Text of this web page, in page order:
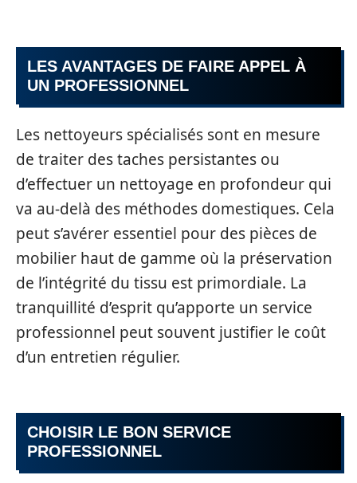
LES AVANTAGES DE FAIRE APPEL À
UN PROFESSIONNEL
Les nettoyeurs spécialisés sont en mesure
de traiter des taches persistantes ou
d’effectuer un nettoyage en profondeur qui
va au-delà des méthodes domestiques. Cela
peut s’avérer essentiel pour des pièces de
mobilier haut de gamme où la préservation
de l’intégrité du tissu est primordiale. La
tranquillité d’esprit qu’apporte un service
professionnel peut souvent justifier le coût
d’un entretien régulier.
CHOISIR LE BON SERVICE
PROFESSIONNEL